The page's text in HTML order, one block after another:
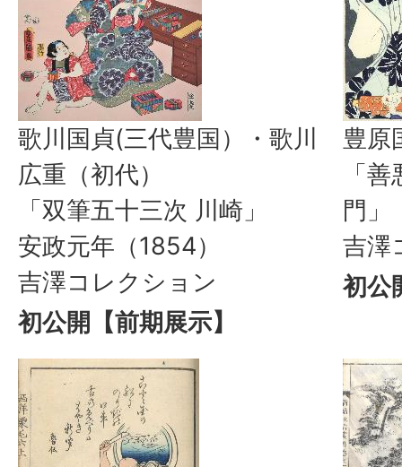
歌川国貞(三代豊国）・歌川
広重（初代）
「双筆五十三次 川崎」
安政元年（1854）
吉澤コレクション
初公開【前期展示】
豊原
「
門」
吉澤
初公